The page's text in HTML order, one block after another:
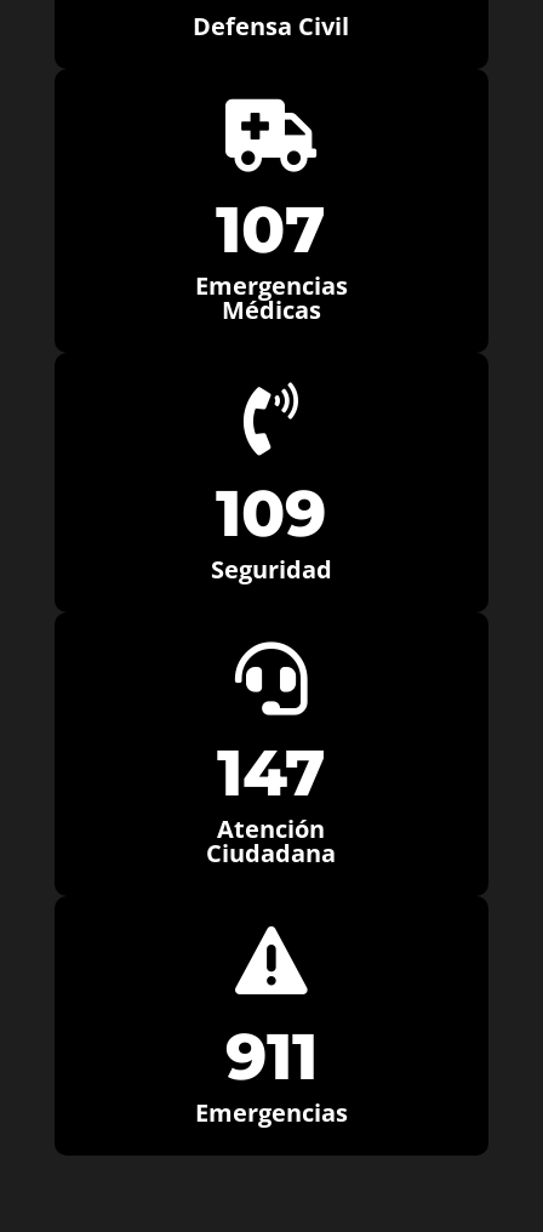
Defensa Civil

107
Emergencias
Médicas

109
Seguridad

147
Atención
Ciudadana

911
Emergencias